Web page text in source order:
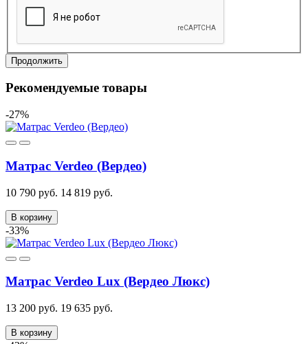
Продолжить
Рекомендуемые товары
-27%
Матрас Verdeo (Вердео)
10 790 руб. 14 819 руб.
В корзину
-33%
Матрас Verdeo Lux (Вердео Люкс)
13 200 руб. 19 635 руб.
В корзину